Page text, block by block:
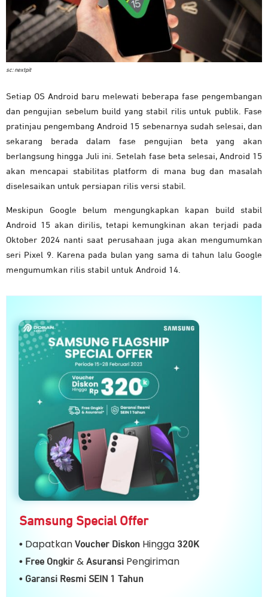
sc: nextpit
Setiap OS Android baru melewati beberapa fase pengembangan
dan pengujian sebelum build yang stabil rilis untuk publik. Fase
pratinjau pengembang Android 15 sebenarnya sudah selesai, dan
sekarang berada dalam fase pengujian beta yang akan
berlangsung hingga Juli ini. Setelah fase beta selesai, Android 15
akan mencapai stabilitas platform di mana bug dan masalah
diselesaikan untuk persiapan rilis versi stabil.
Meskipun Google belum mengungkapkan kapan build stabil
Android 15 akan dirilis, tetapi kemungkinan akan terjadi pada
Oktober 2024 nanti saat perusahaan juga akan mengumumkan
seri Pixel 9. Karena pada bulan yang sama di tahun lalu Google
mengumumkan rilis stabil untuk Android 14.
Samsung Special Offer
• Dapatkan Voucher Diskon Hingga 320K
• Free Ongkir & Asuransi Pengiriman
• Garansi Resmi SEIN 1 Tahun